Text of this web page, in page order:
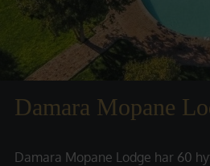
Damara Mopane
Damara Mopane Lodge har 60